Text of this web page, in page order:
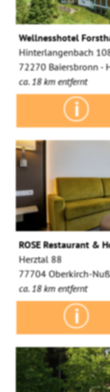
Wellnesshotel
Hinterlangenbach
72270 Baiersbronn -
ca. 18 km entfernt
ROSE Restaurant &
Herztal 88
77704 Oberkirch-
ca. 18 km entfernt